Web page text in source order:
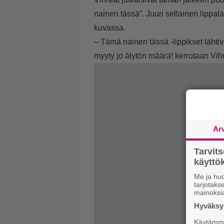
nainen tässä”. Juuri sellainen
kuvassa.
– Tämä nainen tässä -lippikset
myyty jo älytön määrä! kerrotaan
Me ja